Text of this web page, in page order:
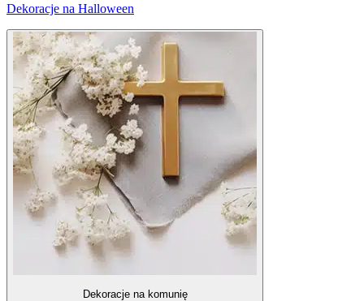
Dekoracje na Halloween
Dekoracje na komunię